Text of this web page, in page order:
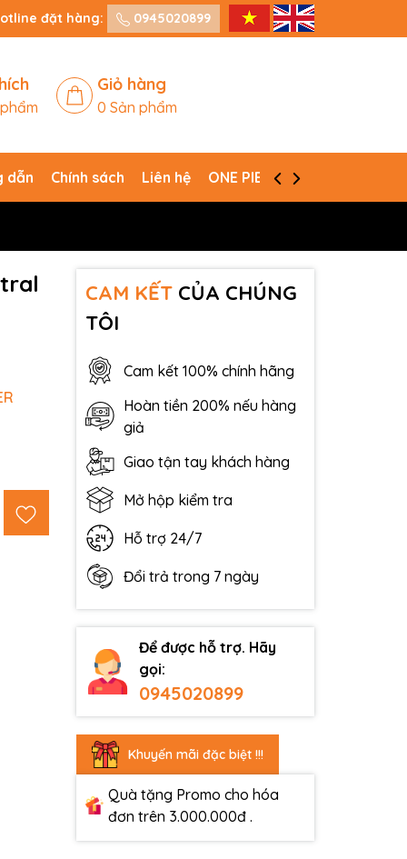
đặt hàng: 0945020899
Giỏ hàng
0 Sản phẩm
dẫn Chính sách Liên hệ ONE PIECE CARD GAME
CAM KẾTCỦA CHÚNG
TÔI
Cam kết 100% chính hãng
Hoàn tiền 200% nếu hàng
giả
Giao tận tay khách hàng
Mở hộp kiểm tra
Hỗ trợ 24/7
Đổi trả trong 7 ngày
Để được hỗ trợ. Hãy
gọi:
0945020899
Khuyến mãi đặc biệt !!!
Quà tặng Promo cho hóa
đơn trên 3.000.000đ .